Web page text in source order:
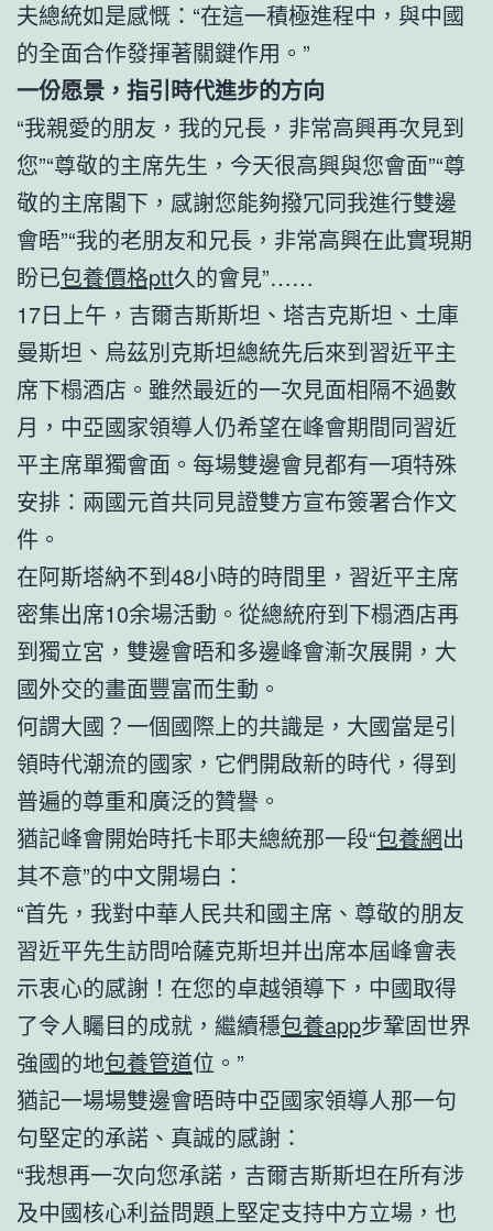
夫總統如是感慨：“在這一積極進程中，與中國
的全面合作發揮著關鍵作用。”
一份愿景，指引時代進步的方向
“我親愛的朋友，我的兄長，非常高興再次見到
您”“尊敬的主席先生，今天很高興與您會面”“尊
敬的主席閣下，感謝您能夠撥冗同我進行雙邊
會晤”“我的老朋友和兄長，非常高興在此實現期
盼已包養價格ptt久的會見”……
17日上午，吉爾吉斯斯坦、塔吉克斯坦、土庫
曼斯坦、烏茲別克斯坦總統先后來到習近平主
席下榻酒店。雖然最近的一次見面相隔不過數
月，中亞國家領導人仍希望在峰會期間同習近
平主席單獨會面。每場雙邊會見都有一項特殊
安排：兩國元首共同見證雙方宣布簽署合作文
件。
在阿斯塔納不到48小時的時間里，習近平主席
密集出席10余場活動。從總統府到下榻酒店再
到獨立宮，雙邊會晤和多邊峰會漸次展開，大
國外交的畫面豐富而生動。
何謂大國？一個國際上的共識是，大國當是引
領時代潮流的國家，它們開啟新的時代，得到
普遍的尊重和廣泛的贊譽。
猶記峰會開始時托卡耶夫總統那一段“包養網出
其不意”的中文開場白：
“首先，我對中華人民共和國主席、尊敬的朋友
習近平先生訪問哈薩克斯坦并出席本屆峰會表
示衷心的感謝！在您的卓越領導下，中國取得
了令人矚目的成就，繼續穩包養app步鞏固世界
強國的地包養管道位。”
猶記一場場雙邊會晤時中亞國家領導人那一句
句堅定的承諾、真誠的感謝：
“我想再一次向您承諾，吉爾吉斯斯坦在所有涉
及中國核心利益問題上堅定支持中方立場，也